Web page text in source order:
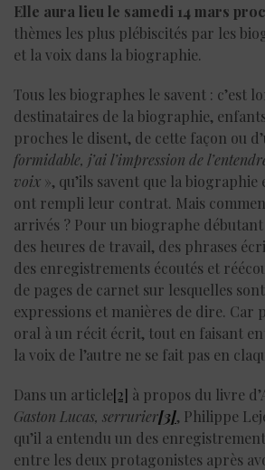
Elle aura lieu le samedi 14 mars
thèmes les plus plébiscités par les
et la voix dans la biographie.
Tous les biographes le savent : c’est
destinataires de la biographie,
proches le disent, de cette façon ou
formidable, j’ai l’impression de
voix », qu’ils savent que la biographie
ont rempli leur contrat. Mais
arrivés ? Pour un biographe débutant
des heures de travail, des phrases
des enregistrements écoutés et
de pages de carnet sur lesquelles
expressions et manières de dire. Car
oral à un récit écrit, tout en faisant
la voix de l’autre ne se fait pas en
Dans un article[2] à propos du livre
Gaston Lucas, serrurier[3], Philippe
qu’il a entendu un des
entre les deux protagonistes après